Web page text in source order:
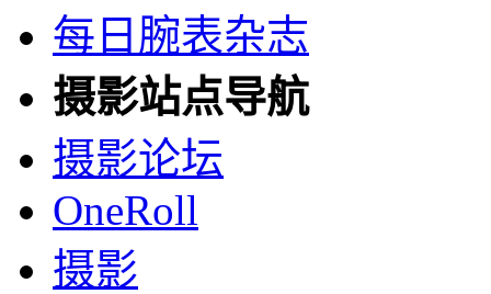
每日腕表杂志
摄影站点导航
摄影论坛
OneRoll
摄影